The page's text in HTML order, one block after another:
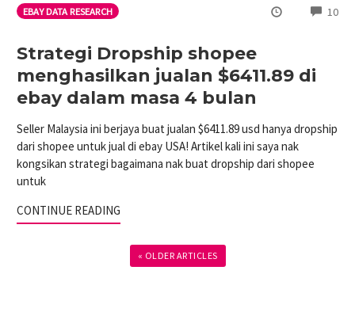
EBAY DATA RESEARCH 10
Strategi Dropship shopee
menghasilkan jualan $6411.89 di
ebay dalam masa 4 bulan
Seller Malaysia ini berjaya buat jualan $6411.89 usd hanya dropship
dari shopee untuk jual di ebay USA! Artikel kali ini saya nak
kongsikan strategi bagaimana nak buat dropship dari shopee
untuk
CONTINUE READING
« OLDER ARTICLES